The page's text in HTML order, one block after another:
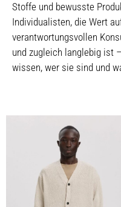
Stoffe und bewusste
Individualisten, die Wert
verantwortungsvollen
und zugleich langlebig ist
wissen, wer sie sind und